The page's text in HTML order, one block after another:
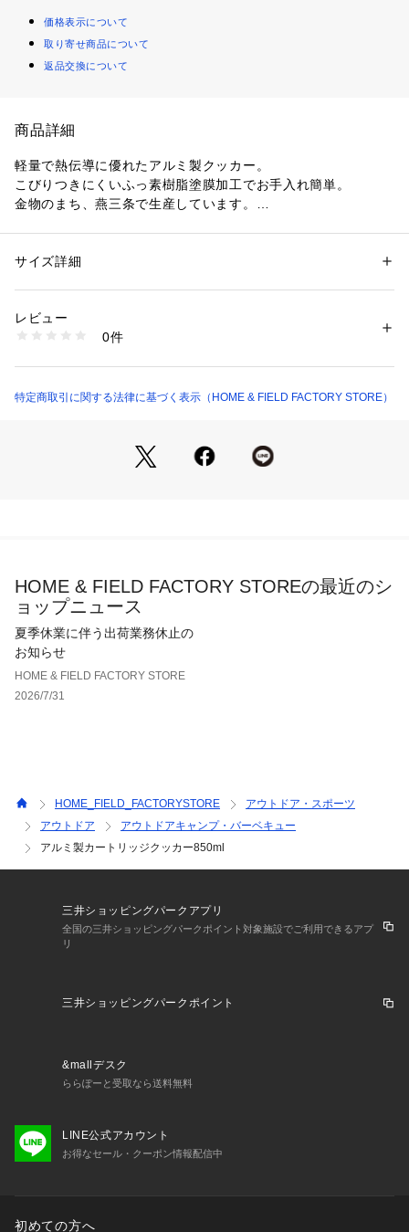
価格表示について
取り寄せ商品について
返品交換について
商品詳細
軽量で熱伝導に優れたアルミ製クッカー。
こびりつきにくいふっ素樹脂塗膜加工でお手入れ簡単。
金物のまち、燕三条で生産しています。
性別：レディース
プ・バーベキュー
面：シリコンポリエステル塗装）（底の厚さ1.1mm）、取っ手：ステンレ
ス鋼、収納バッグ：ポリエステル
商品番号：1099400000336 （モール）
サイズ詳細
レビュー
0件
特定商取引に関する法律に基づく表示（HOME & FIELD FACTORY STORE）
HOME & FIELD FACTORY STOREの最近のシ
ョップニュース
夏季休業に伴う出荷業務休止の
お知らせ
HOME & FIELD FACTORY STORE
2026/7/31
HOME_FIELD_FACTORYSTORE
アウトドア・スポーツ
アウトドア
アウトドアキャンプ・バーベキュー
アルミ製カートリッジクッカー850ml
三井ショッピングパークアプリ
全国の三井ショッピングパークポイント対象施設でご利用できるアプ
リ
三井ショッピングパークポイント
&mallデスク
ららぽーと受取なら送料無料
LINE公式アカウント
お得なセール・クーポン情報配信中
初めての方へ